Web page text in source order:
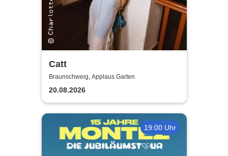
Catt
Braunschweig, Applaus Garten
20.08.2026
19:00 Uhr